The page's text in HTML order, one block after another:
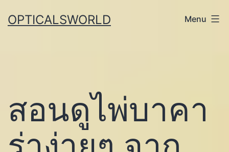
toOPTICALSWORLD Menu
สอนดูไพ่บาคา